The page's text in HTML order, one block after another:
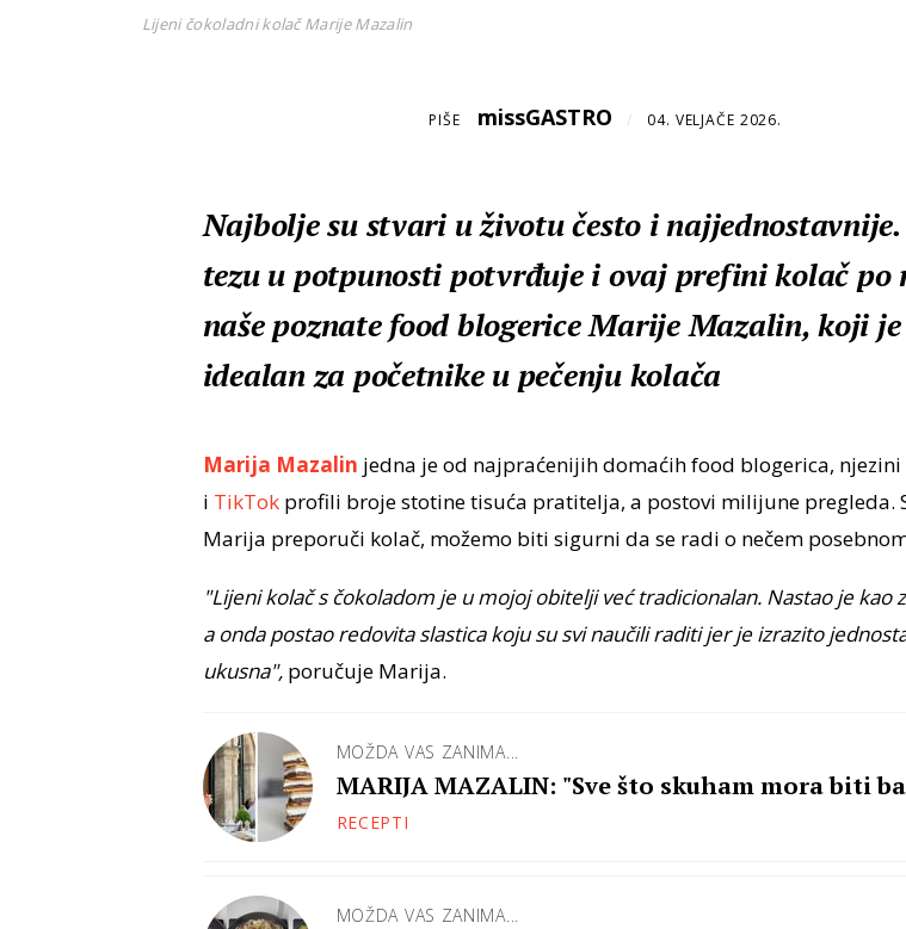
Lijeni čokoladni kolač Marije Mazalin
PIŠE missGASTRO / 04. VELJAČE 2026.
Najbolje su stvari u životu često i
tezu u potpunosti potvrđuje i ovaj prefini kolač po
naše poznate food blogerice Marije Mazalin, koji je
idealan za početnike u pečenju kolača
Marija Mazalin jedna je od najpraćenijih domaćih food blogerica, njezini
i TikTokprofili broje stotine tisuća pratitelja, a postovi milijune pregleda.
Marija preporuči kolač, možemo biti sigurni da se radi o nečem
"Lijeni kolač s čokoladom je u mojoj obitelji već tradicionalan. Nastao je kao
a onda postao redovita slastica koju su svi naučili raditi jer je izrazito
ukusna", poručuje Marija.
MOŽDA VAS ZANIMA...
MARIJA MAZALIN: "Sve što skuham mora biti
RECEPTI
MOŽDA VAS ZANIMA...